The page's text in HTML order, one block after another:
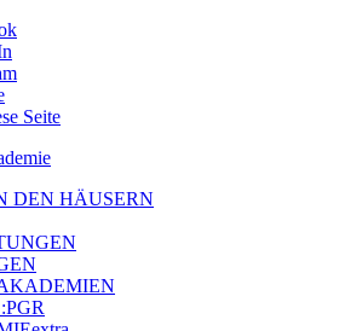
Seite
DEN HÄUSERN